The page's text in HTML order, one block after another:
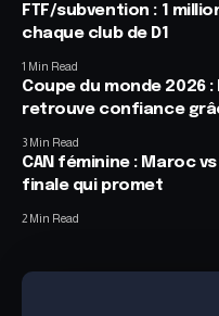
FTF/subvention : 1
chaque club de D1
1 Min Read
Coupe du monde 2026 :
retrouve confiance
3 Min Read
CAN féminine : Maroc
finale qui promet
2 Min Read